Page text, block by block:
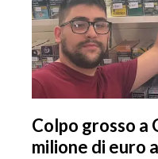
Colpo grosso a
milione di euro